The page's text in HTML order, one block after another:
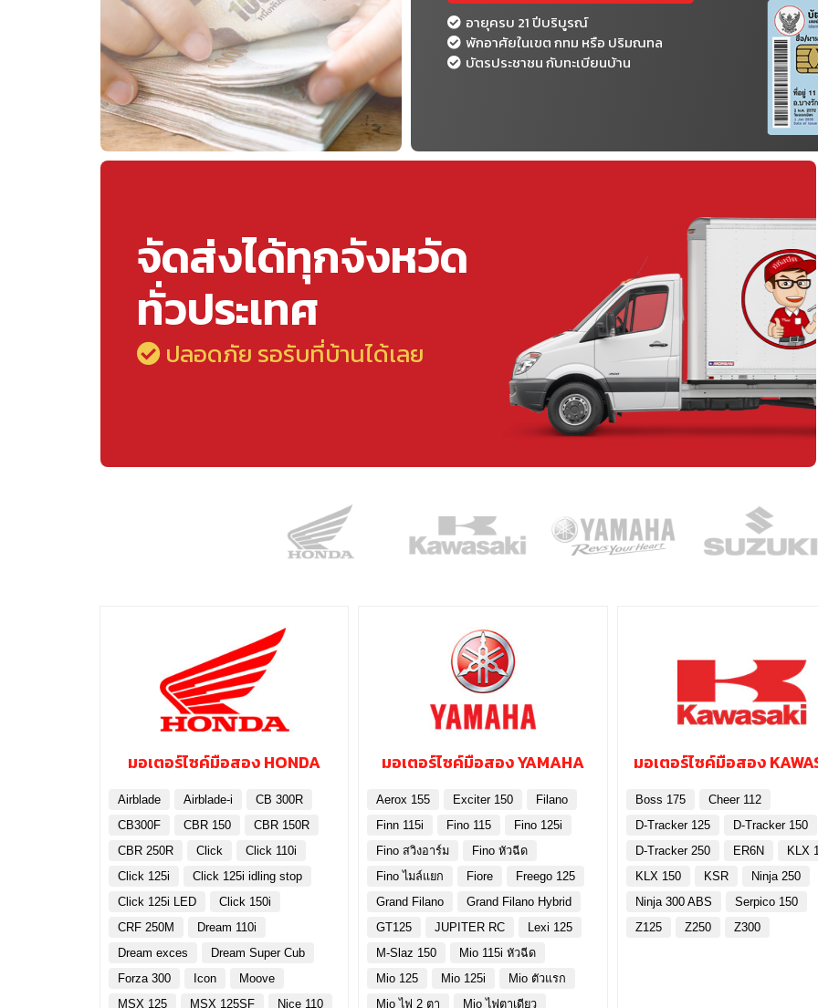
อายุครบ 21 ปีบริบูรณ์
พักอาศัยในเขต กทม หรือ ปริมณทล
บัตรประชาชน กับทะเบียนบ้าน
จัดส่งได้ทุกจังหวัด
ทั่วประเทศ
ปลอดภัย รอรับที่บ้านได้เลย
มอเตอร์ไซค์มือสอง HONDA
Airblade Airblade-i
CB 300R
CB300F
CBR 150
CBR 150R
CBR 250R
Click
Click 110i
Click 125i
Click 125i idling stop
Click 125i LED
Click 150i
CRF 250M
Dream 110i
Dream exces
Dream Super Cub
Forza 300
Icon
Moove
MSX 125
MSX 125SF Nice 110
มอเตอร์ไซค์มือสอง YAMAHA
Aerox 155 Exciter 150
Filano
Finn 115i
Fino 115
Fino 125i
Fino สวิงอาร์ม
Fino หัวฉีด
Fino ไมล์แยก
Fiore
Freego 125
Grand Filano
Grand Filano Hybrid
GT125
JUPITER RC
Lexi 125
M-Slaz 150
Mio 115i หัวฉีด
Mio 125
Mio 125i
Mio ตัวแรก
Mio ไฟ 2 ตา
Mio ไฟตาเดียว
มอเตอร์ไซค์มือสอง
Boss 175
Cheer 112
D-Tracker 125
D-Tracker 150
D-Tracker 250
ER6N
KLX
KLX 150
KSR
Ninja 250
Ninja 300 ABS
Serpico 150
Z125
Z250 Z300